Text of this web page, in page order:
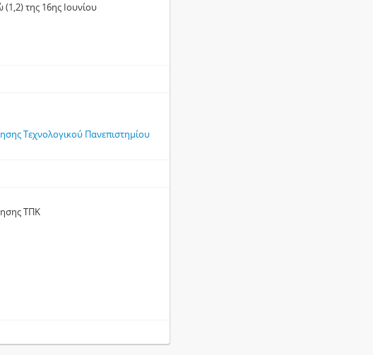
της 16ης Ιουνίου
Τεχνολογικού Πανεπιστημίου
ΤΠΚ